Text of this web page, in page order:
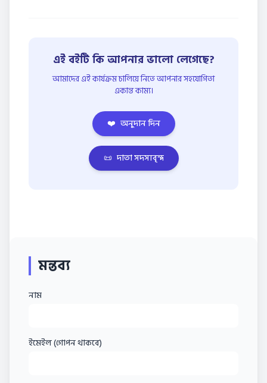
এই বইটি কি আপনার ভালো লেগেছে?
আমাদের এই কার্যক্রম চালিয়ে নিতে আপনার সহযোগিতা
একান্ত কাম্য।
❤️ অনুদান দিন
📜 দাতা সদস্যবৃন্দ
মন্তব্য
নাম
ইমেইল (গোপন থাকবে)